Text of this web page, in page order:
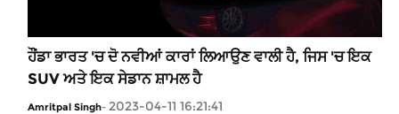
ਹੌਂਡਾ ਭਾਰਤ 'ਚ ਦੋ ਨਵੀਆਂ ਕਾਰਾਂ ਲਿਆਉਣ ਵਾਲੀ ਹੈ, ਜਿਸ 'ਚ ਇਕ
SUV ਅਤੇ ਇਕ ਸੇਡਾਨ ਸ਼ਾਮਲ ਹੈ
Amritpal Singh- 2023-04-11 16:21:41